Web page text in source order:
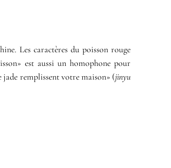
Les caractères du poisson rouge
est aussi un homophone pour
jade remplissent votre maison» (jinyu